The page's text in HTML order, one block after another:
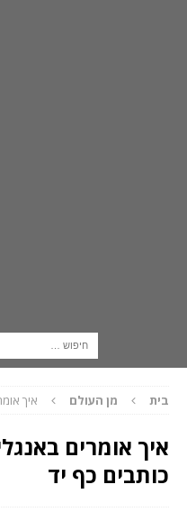
בית מן העולם איך
איך אומרים
כותבים כף יד